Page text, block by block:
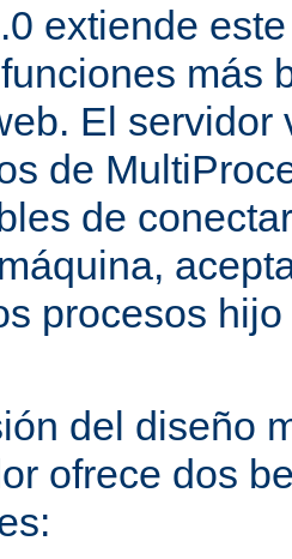
extiende
más
El servidor
de
de
procesos
del diseño
ofrece dos